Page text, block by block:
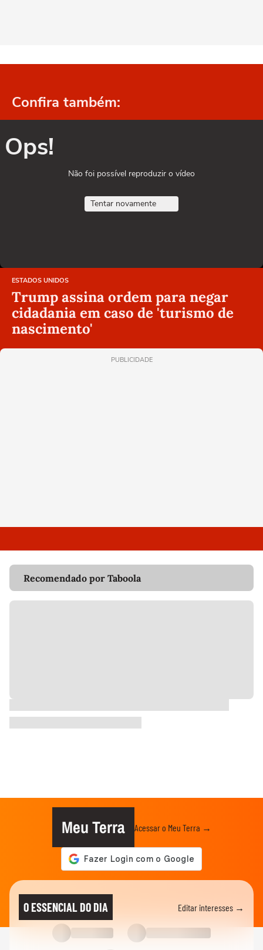
Confira também:
Ops!
Não foi possível reproduzir o vídeo
Tentar novamente
ESTADOS UNIDOS
Trump assina ordem para negar
cidadania em caso de 'turismo de
nascimento'
PUBLICIDADE
Recomendado por Taboola
Meu Terra Acessar o Meu Terra →
O ESSENCIAL DO DIA Editar interesses →